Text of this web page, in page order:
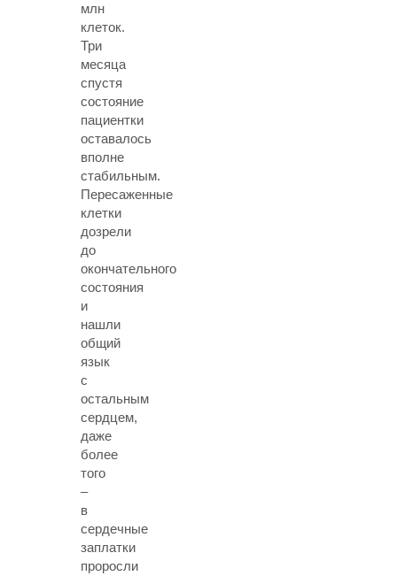
млн
клеток.
Три
месяца
спустя
состояние
пациентки
оставалось
вполне
стабильным.
Пересаженные
клетки
дозрели
до
окончательного
состояния
и
нашли
общий
язык
с
остальным
сердцем,
даже
более
того
–
в
сердечные
заплатки
проросли